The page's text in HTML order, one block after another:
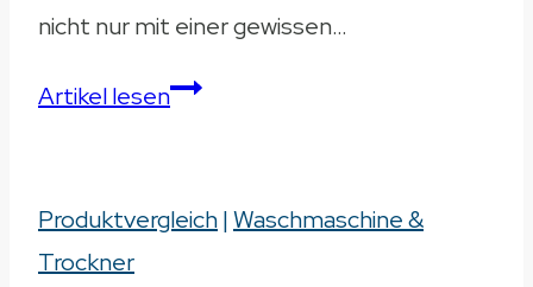
nicht nur mit einer gewissen…
Artikel lesenAntivibrationsmatte
der
Produktvergleich|Waschmaschine &
Trockner